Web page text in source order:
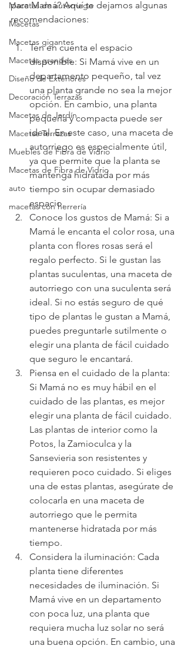
Macetas de autorriego
Macetas
Macetas gigantes
Macetas grandes
Diseño de Exteriores
Decoración Terrazas
Macetas de Jardín
Macetas Terrazas
Muebles de Fibra de Vidrio
Macetas de Fibra de Vidrio
auto
macetas con herrería
para Mamá? Aquí te dejamos algunas
recomendaciones:
Ten en cuenta el espacio
disponible: Si Mamá vive en un
departamento pequeño, tal vez
una planta grande no sea la mejor
opción. En cambio, una planta
pequeña y compacta puede ser
ideal. En este caso, una maceta de
autorriego es especialmente útil,
ya que permite que la planta se
mantenga hidratada por más
tiempo sin ocupar demasiado
espacio.
Conoce los gustos de Mamá: Si a
Mamá le encanta el color rosa, una
planta con flores rosas será el
regalo perfecto. Si le gustan las
plantas suculentas, una maceta de
autorriego con una suculenta será
ideal. Si no estás seguro de qué
tipo de plantas le gustan a Mamá,
puedes preguntarle sutilmente o
elegir una planta de fácil cuidado
que seguro le encantará.
Piensa en el cuidado de la planta:
Si Mamá no es muy hábil en el
cuidado de las plantas, es mejor
elegir una planta de fácil cuidado.
Las plantas de interior como la
Potos, la Zamioculca y la
Sansevieria son resistentes y
requieren poco cuidado. Si eliges
una de estas plantas, asegúrate de
colocarla en una maceta de
autorriego que le permita
mantenerse hidratada por más
tiempo.
Considera la iluminación: Cada
planta tiene diferentes
necesidades de iluminación. Si
Mamá vive en un departamento
con poca luz, una planta que
requiera mucha luz solar no será
una buena opción. En cambio, una